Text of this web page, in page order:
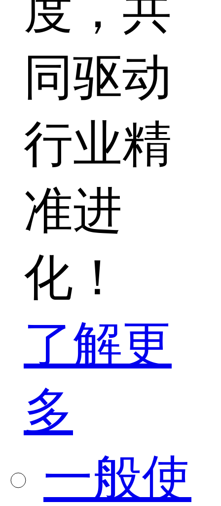
同驱动
行业精
准进
化！
了解更
多
一般使